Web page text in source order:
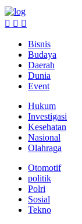
Bisnis
Budaya
Daerah
Dunia
Event
Hukum
Investigasi
Kesehatan
Nasional
Olahraga
Otomotif
politik
Polri
Sosial
Tekno